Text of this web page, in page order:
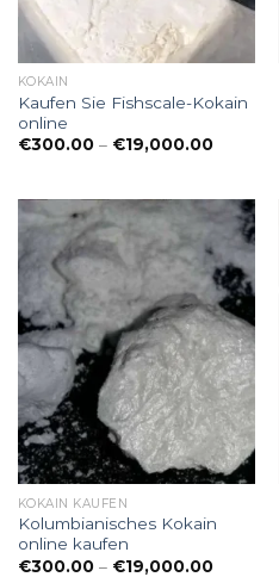
KOKAIN
Kaufen Sie Fishscale-Kokain
online
€300.00 – €19,000.00
KOKAIN KAUFEN
Kolumbianisches Kokain
online kaufen
€300.00 – €19,000.00